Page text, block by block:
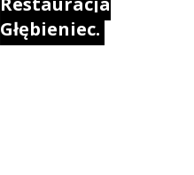
Głębieniec.